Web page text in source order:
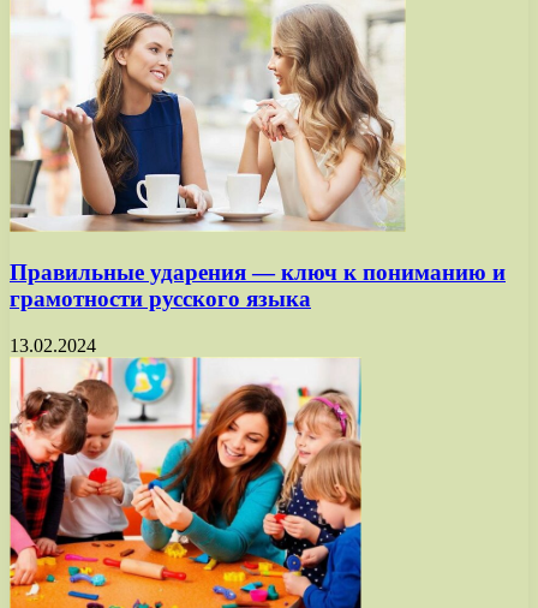
Правильные ударения — ключ к пониманию и
грамотности русского языка
13.02.2024